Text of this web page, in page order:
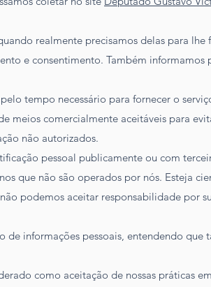
realmente precisamos delas para
e consentimento. Também
tempo necessário para fornecer o
meios comercialmente aceitáveis ​​para
não autorizados.
pessoal publicamente ou com
que não são operados por nós. Esteja
podemos aceitar responsabilidade por
de informações pessoais, entendendo que
como aceitação de nossas práticas